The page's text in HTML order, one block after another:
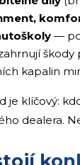
—
škody
kapalin
je klíčový:
dealera.